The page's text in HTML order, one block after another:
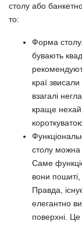
столу або
то:
Форма
бувають
краї
взагалі
краще нехай
столу можна
Саме
вони пошиті,
Правда,
елегантно
поверхні. Це